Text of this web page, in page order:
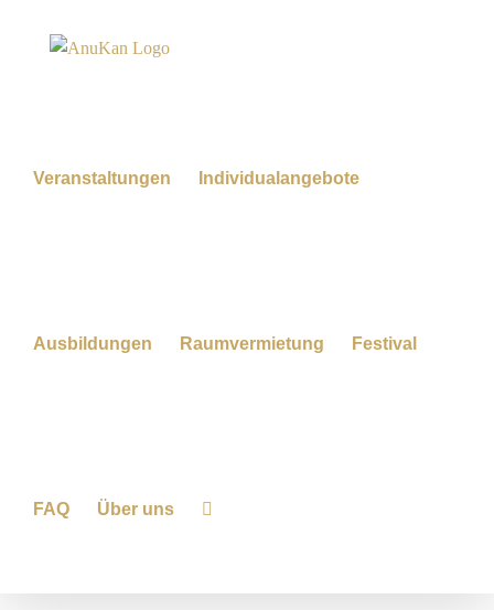
Veranstaltungen Individualangebote
Ausbildungen Raumvermietung Festival
FAQ Über uns